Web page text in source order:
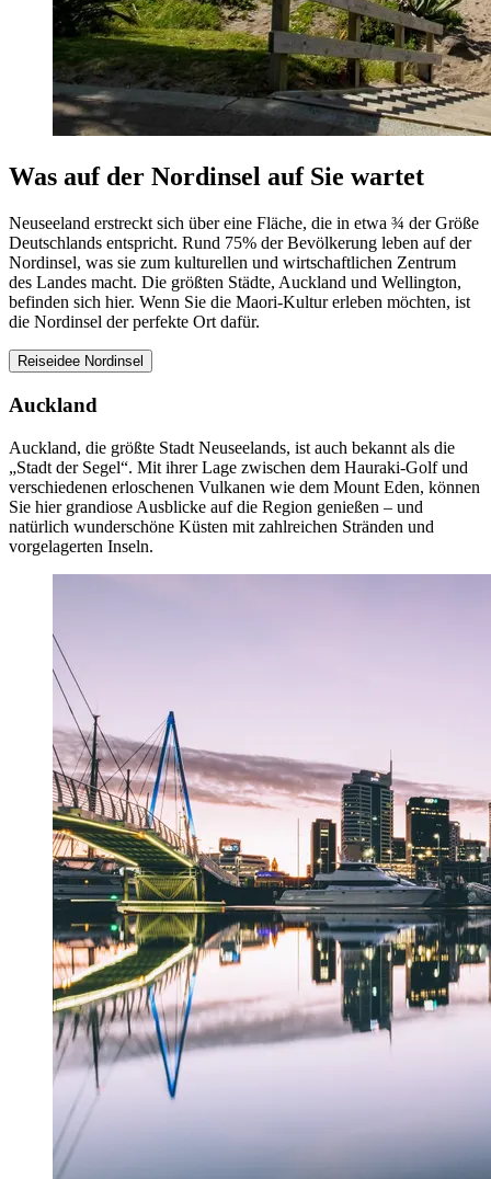
Was auf der Nordinsel auf Sie wartet
Neuseeland erstreckt sich über eine Fläche, die in etwa ¾ der Größe
Deutschlands entspricht. Rund 75% der Bevölkerung leben auf der
Nordinsel, was sie zum kulturellen und wirtschaftlichen Zentrum
des Landes macht. Die größten Städte, Auckland und Wellington,
befinden sich hier. Wenn Sie die Maori-Kultur erleben möchten, ist
die Nordinsel der perfekte Ort dafür.
Reiseidee Nordinsel
Auckland
Auckland, die größte Stadt Neuseelands, ist auch bekannt als die
„Stadt der Segel“. Mit ihrer Lage zwischen dem Hauraki-Golf und
verschiedenen erloschenen Vulkanen wie dem Mount Eden, können
Sie hier grandiose Ausblicke auf die Region genießen – und
natürlich wunderschöne Küsten mit zahlreichen Stränden und
vorgelagerten Inseln.